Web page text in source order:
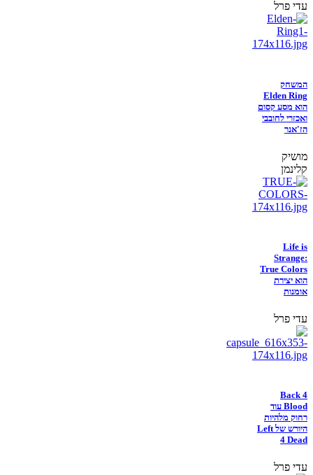
עדי פרל
המשחק
Elden Ring
הוא מסע קסום
ואכזרי לחובבי
הז'אנר
מושיק
קלינמן
Life is
Strange:
True Colors
הוא יצירת
אומנות
עדי פרל
Back 4
Blood עוד
רחוק מלהיות
היורש של Left
4 Dead
עדי פרל